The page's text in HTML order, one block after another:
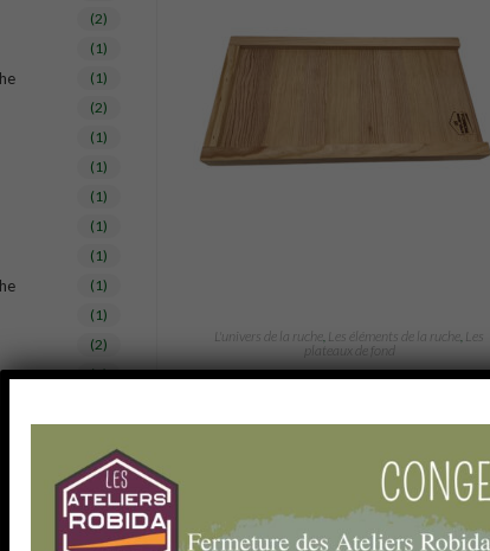
L'univers de la ruche Les éléments de la ruche Les
plateaux de fond
Plateau Dadant 6 cadres réversible
€
Ajouter au panier
(2)
(1)
(1)
(2)
(1)
(1)
(1)
(1)
(1)
(1)
(1)
(2)
(1)
(1)
(1)
(1)